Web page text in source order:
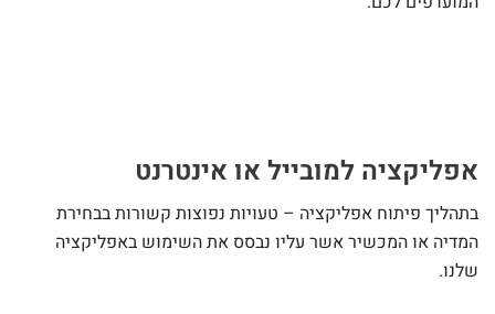
אפליקציה למובייל או אינטרנט
בתהליך פיתוח אפליקציה – טעויות נפוצות קשורות בבחירת
המדיה או המכשיר אשר עליו נבסס את השימוש באפליקציה
שלנו.